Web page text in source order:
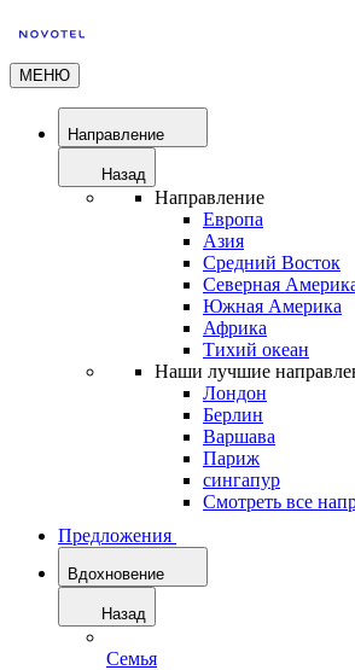
МЕНЮ
Направление
Назад
Направление
Европа
Азия
Средний Восток
Северная
Южная Америка
Африка
Тихий океан
Наши лучшие
Лондон
Берлин
Варшава
Париж
сингапур
Смотреть все
Предложения
Вдохновение
Назад
Семья